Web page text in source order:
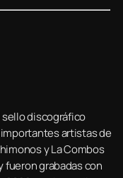
sello discográfico
artistas de
y La Combos
fueron grabadas con